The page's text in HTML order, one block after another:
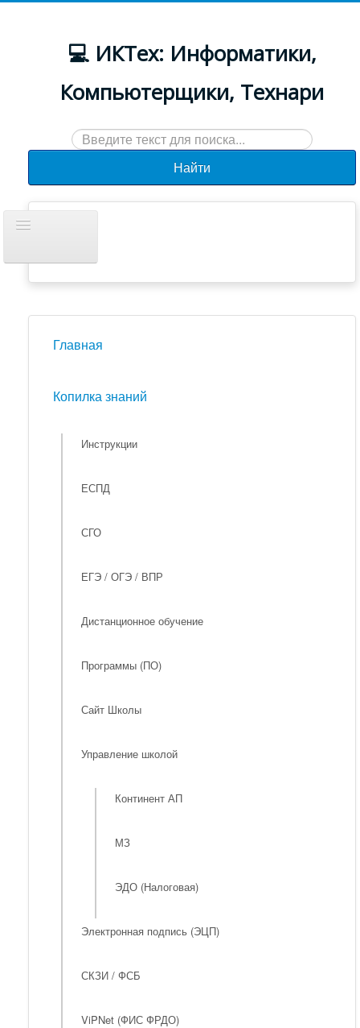
💻 ИКТех: Информатики,
Компьютерщики, Технари
Искать...
Найти
навигацию
Новости
Главная
Копилка знаний
Инструкции
ЕСПД
СГО
ЕГЭ / ОГЭ / ВПР
Дистанционное обучение
Программы (ПО)
Сайт Школы
Управление школой
Континент АП
МЗ
ЭДО (Налоговая)
Электронная подпись (ЭЦП)
СКЗИ / ФСБ
ViPNet (ФИС ФРДО)